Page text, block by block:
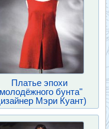
Платье эпохи
бунта"
Мэри Куант)